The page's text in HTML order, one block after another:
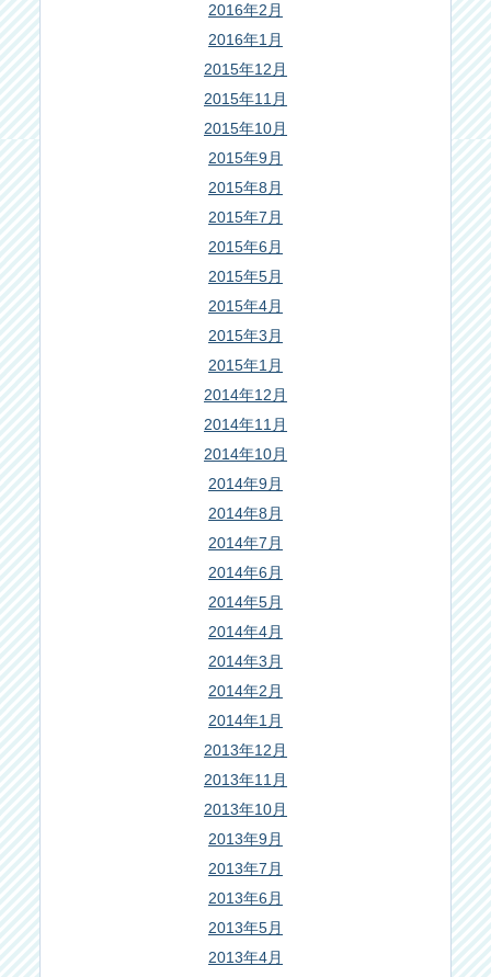
2016年2月
2016年1月
2015年12月
2015年11月
2015年10月
2015年9月
2015年8月
2015年7月
2015年6月
2015年5月
2015年4月
2015年3月
2015年1月
2014年12月
2014年11月
2014年10月
2014年9月
2014年8月
2014年7月
2014年6月
2014年5月
2014年4月
2014年3月
2014年2月
2014年1月
2013年12月
2013年11月
2013年10月
2013年9月
2013年7月
2013年6月
2013年5月
2013年4月